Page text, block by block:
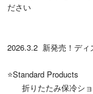
ださい
2026.3.2 新発売！ディ
⭐️Standard Products
折りたたみ保冷ショ